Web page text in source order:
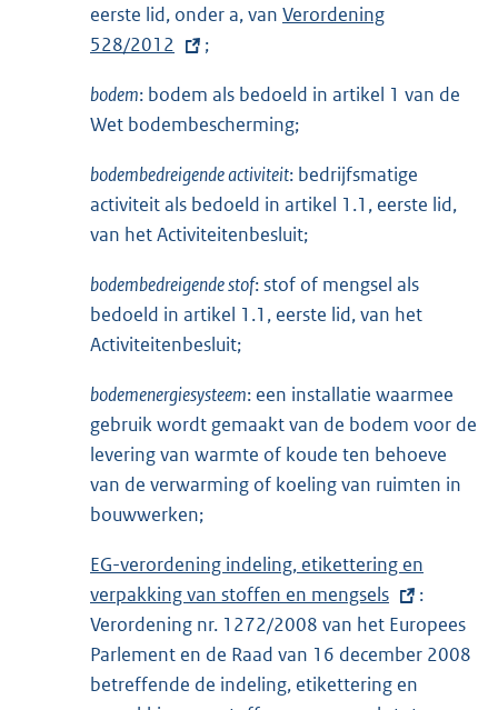
eerste lid, onder a, van E
e
r
n
n
k
Verordening
528/2012
;
bodem: bodem als bedoeld in artikel 1 van de
Wet bodembescherming;
bodembedreigende activiteit: bedrijfsmatige
activiteit als bedoeld in artikel 1.1, eerste lid,
van het Activiteitenbesluit;
bodembedreigende stof: stof of mengsel als
bedoeld in artikel 1.1, eerste lid, van het
Activiteitenbesluit;
bodemenergiesysteem: een installatie waarmee
gebruik wordt gemaakt van de bodem voor de
levering van warmte of koude ten behoeve
van de verwarming of koeling van ruimten in
bouwwerken;
E
x
t
e
r
EG-verordening indeling, etikettering en
verpakking van stoffen en mengsels
:
Verordening nr. 1272/2008 van het Europees
Parlement en de Raad van 16 december 2008
betreffende de indeling, etikettering en